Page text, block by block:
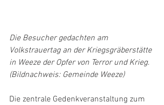
Die Besucher gedachten am
Volkstrauertag an der Kriegsgräberstätte
in Weeze der Opfer von Terror und Krieg.
(Bildnachweis: Gemeinde Weeze)
Die zentrale Gedenkveranstaltung zum